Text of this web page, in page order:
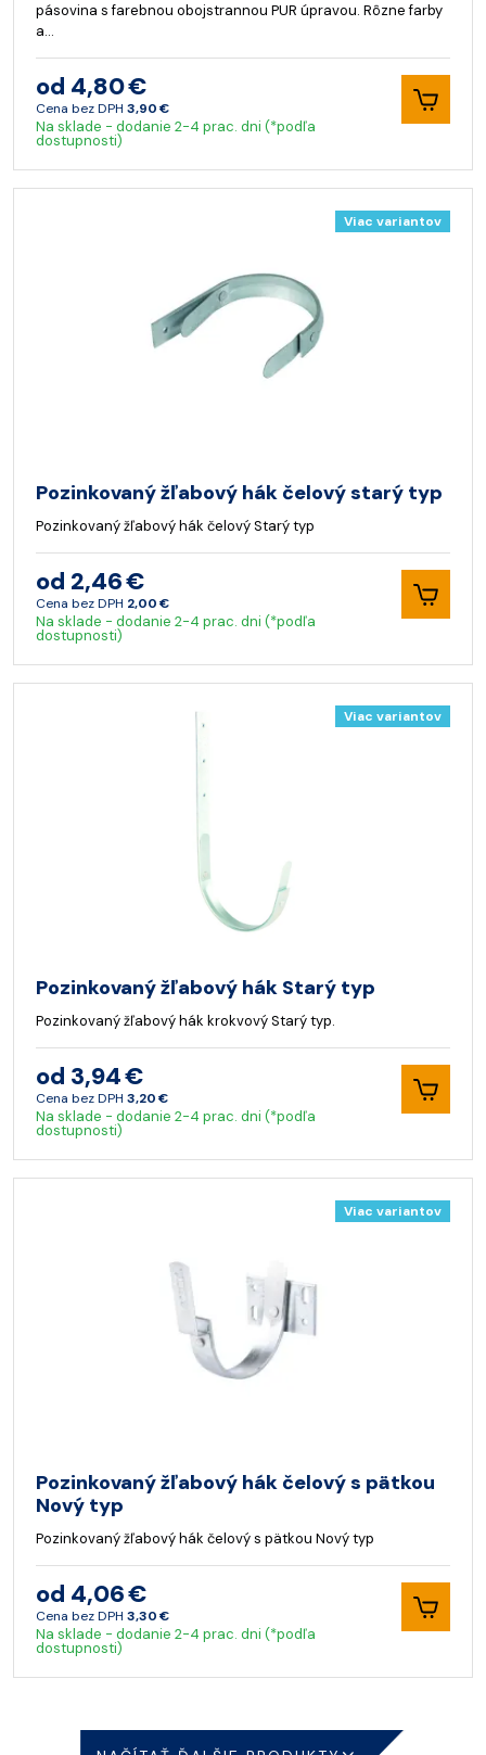
pásovina s farebnou obojstrannou PUR úpravou. Rôzne farby
a…
od 4,80 €
Cena bez DPH 3,90 €
Na sklade - dodanie 2-4 prac. dni (*podľa
dostupnosti)
Viac variantov
Pozinkovaný žľabový hák čelový starý typ
Pozinkovaný žľabový hák čelový Starý typ
od 2,46 €
Cena bez DPH 2,00 €
Na sklade - dodanie 2-4 prac. dni (*podľa
dostupnosti)
Viac variantov
Pozinkovaný žľabový hák Starý typ
Pozinkovaný žľabový hák krokvový Starý typ.
od 3,94 €
Cena bez DPH 3,20 €
Na sklade - dodanie 2-4 prac. dni (*podľa
dostupnosti)
Viac variantov
Pozinkovaný žľabový hák čelový s pätkou
Nový typ
Pozinkovaný žľabový hák čelový s pätkou Nový typ
od 4,06 €
Cena bez DPH 3,30 €
Na sklade - dodanie 2-4 prac. dni (*podľa
dostupnosti)